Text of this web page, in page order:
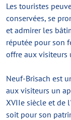
Les touristes
conservées, se
et admirer les
réputée pour son
offre aux visiteurs
Neuf-Brisach est
aux visiteurs un
XVIIe siècle et de
soit pour son